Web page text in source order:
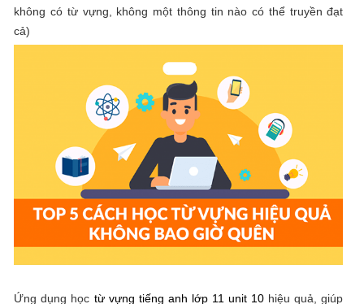
không có từ vựng, không một thông tin nào có thể truyền đạt
cả)
Ứng dụng học từ vựng tiếng anh lớp 11 unit 10 hiệu quả, giúp